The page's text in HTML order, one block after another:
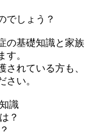
でしょう？
の基礎知識と家族
す。
されている方も、
さい。
知識
？